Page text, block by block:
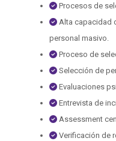
Procesos de
Alta capacidad
personal masivo.
Proceso de
Selección de
Evaluaciones
Entrevista de
Assessment
Verificación de